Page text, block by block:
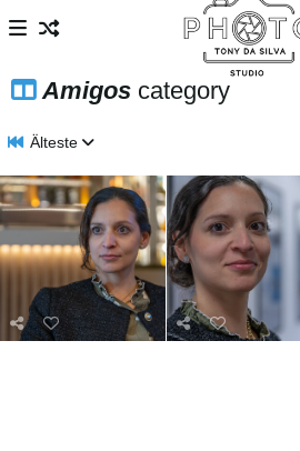
Amigos category
Älteste